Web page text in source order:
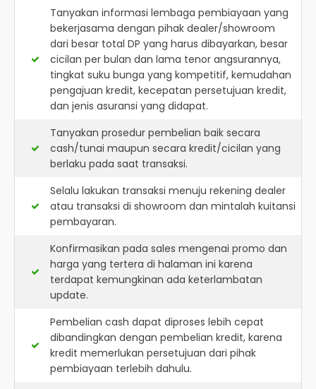
Tanyakan informasi lembaga pembiayaan yang
bekerjasama dengan pihak dealer/showroom
dari besar total DP yang harus dibayarkan, besar
cicilan per bulan dan lama tenor angsurannya,
tingkat suku bunga yang kompetitif, kemudahan
pengajuan kredit, kecepatan persetujuan kredit,
dan jenis asuransi yang didapat.
Tanyakan prosedur pembelian baik secara
cash/tunai maupun secara kredit/cicilan yang
berlaku pada saat transaksi.
Selalu lakukan transaksi menuju rekening dealer
atau transaksi di showroom dan mintalah kuitansi
pembayaran.
Konfirmasikan pada sales mengenai promo dan
harga yang tertera di halaman ini karena
terdapat kemungkinan ada keterlambatan
update.
Pembelian cash dapat diproses lebih cepat
dibandingkan dengan pembelian kredit, karena
kredit memerlukan persetujuan dari pihak
pembiayaan terlebih dahulu.